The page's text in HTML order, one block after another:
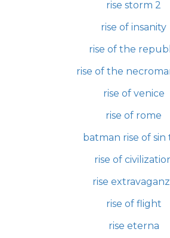
rise storm 2
rise of insanity
rise of the
rise of the
rise of venice
rise of rome
batman rise of sin
rise of
rise
rise of flight
rise eterna